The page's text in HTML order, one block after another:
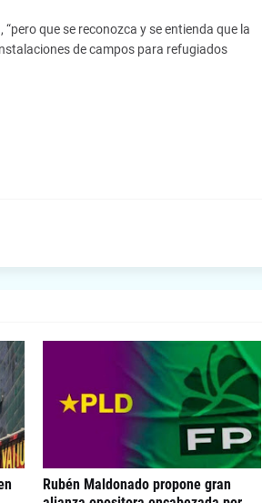
que se reconozca y se entienda que la
de campos para refugiados
Rubén Maldonado propone gran